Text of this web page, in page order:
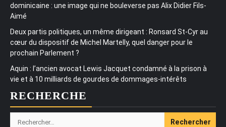
dominicaine : une image qui ne bouleverse pas Alix Didier Fils-
Aimé
Deux partis politiques, un même dirigeant : Ronsard St-Cyr au
cœur du dispositif de Michel Martelly, quel danger pour le
prochain Parlement ?
Aquin : l’ancien avocat Lewis Jacquet condamné à la prison à
vie et à 10 milliards de gourdes de dommages-intérêts
RECHERCHE
Rechercher :